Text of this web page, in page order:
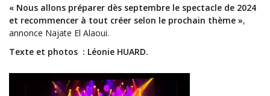
« Nous allons préparer dès septembre le spectacle de 2024
et recommencer à tout créer selon le prochain thème »,
annonce Najate El Alaoui.
Texte et photos : Léonie HUARD.